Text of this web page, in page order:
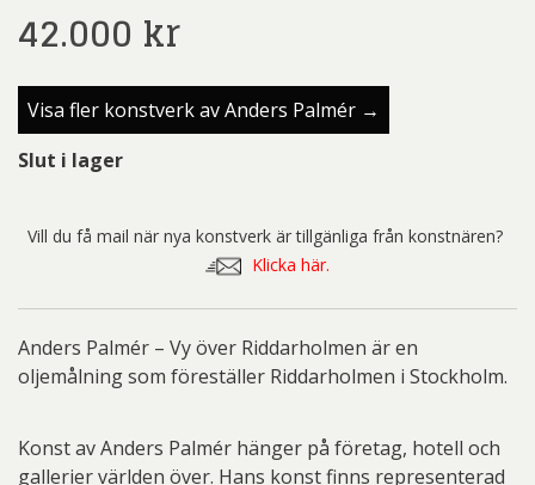
42.000 kr
Visa fler konstverk av Anders Palmér →
Slut i lager
Vill du få mail när nya konstverk är tillgänliga från konstnären?
Klicka här.
Anders Palmér – Vy över Riddarholmen är en
oljemålning som föreställer Riddarholmen i Stockholm.
Konst av Anders Palmér hänger på företag, hotell och
gallerier världen över. Hans konst finns representerad